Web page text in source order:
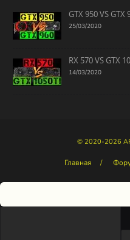
GTX 950 VS GTX
25/03/2020
RX 570 VS GTX
14/03/2020
© 2020-2026
Главная